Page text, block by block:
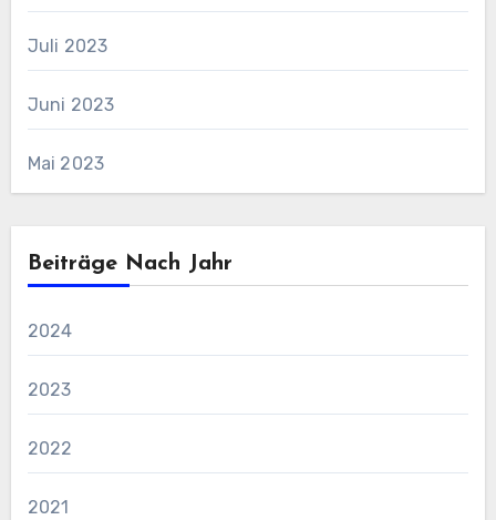
Juli 2023
Juni 2023
Mai 2023
Beiträge Nach Jahr
2024
2023
2022
2021